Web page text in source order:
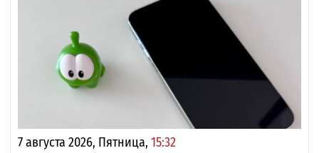
7 августа 2026, Пятница, 15:32